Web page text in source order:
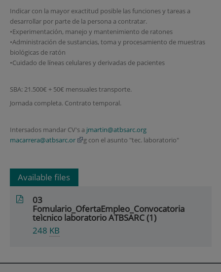
Indicar con la mayor exactitud posible las funciones y tareas a
desarrollar por parte de la persona a contratar.
•Experimentación, manejo y mantenimiento de ratones
•Administración de sustancias, toma y procesamiento de muestras
biológicas de ratón
•Cuidado de líneas celulares y derivadas de pacientes
SBA: 21.500€ + 50€ mensuales transporte.
Jornada completa. Contrato temporal.
Intersados mandar CV's a jmartin@atbsarc.org
macarrera@atbsarc.or
g con el asunto "tec. laboratorio"
Available files
03
Fomulario_OfertaEmpleo_Convocatoria
teìcnico laboratorio ATBSARC (1)
248 KB